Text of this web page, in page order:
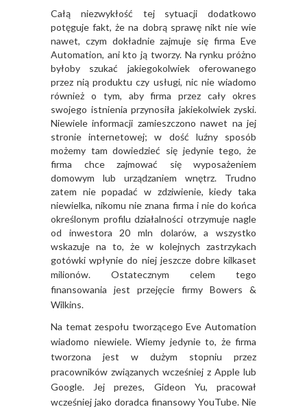
Całą niezwykłość tej sytuacji dodatkowo
potęguje fakt, że na dobrą sprawę nikt nie wie
nawet, czym dokładnie zajmuje się firma Eve
Automation, ani kto ją tworzy. Na rynku próżno
byłoby szukać jakiegokolwiek oferowanego
przez nią produktu czy usługi, nic nie wiadomo
również o tym, aby firma przez cały okres
swojego istnienia przynosiła jakiekolwiek zyski.
Niewiele informacji zamieszczono nawet na jej
stronie internetowej; w dość luźny sposób
możemy tam dowiedzieć się jedynie tego, że
firma chce zajmować się wyposażeniem
domowym lub urządzaniem wnętrz. Trudno
zatem nie popadać w zdziwienie, kiedy taka
niewielka, nikomu nie znana firma i nie do końca
określonym profilu działalności otrzymuje nagle
od inwestora 20 mln dolarów, a wszystko
wskazuje na to, że w kolejnych zastrzykach
gotówki wpłynie do niej jeszcze dobre kilkaset
milionów. Ostatecznym celem tego
finansowania jest przejęcie firmy Bowers &
Wilkins.
Na temat zespołu tworzącego Eve Automation
wiadomo niewiele. Wiemy jedynie to, że firma
tworzona jest w dużym stopniu przez
pracowników związanych wcześniej z Apple lub
Google. Jej prezes, Gideon Yu, pracował
wcześniej jako doradca finansowy YouTube. Nie